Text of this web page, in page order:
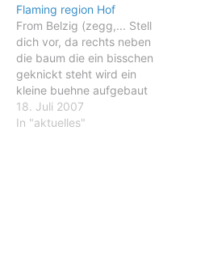
Flaming region Hof
From Belzig (zegg,... Stell
dich vor, da rechts neben
die baum die ein bisschen
geknickt steht wird ein
kleine buehne aufgebaut
werden, wo sag mal die
ganze tag was los ist
18. Juli 2007
In "aktuelles"